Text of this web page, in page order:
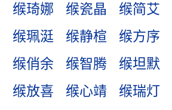
缑琦娜
缑瓷晶 缑简艾
缑珮涏
缑静楦 缑方序
缑俏余
缑智腾 缑坦默
缑放喜
缑心靖 缑瑞灯